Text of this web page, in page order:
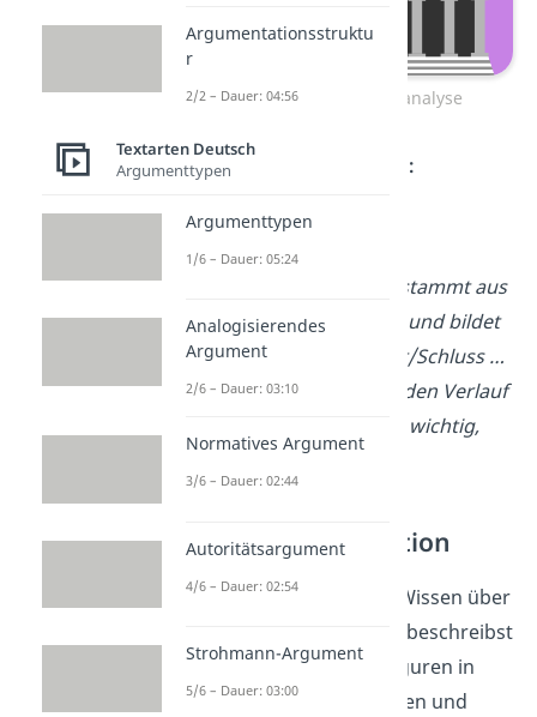
Zum Video: Dramenanalyse
Szenenanalyse Beispiel:
Einordnung
Die vorliegende Szene stammt aus
dem … Akt des Dramas und bildet
den Beginn/Höhepunkt/Schluss …
Damit ist die Szene für den Verlauf
des Dramas besonders wichtig,
Figurenkonstellation
Für diesen Teil ist dein Wissen über
das Drama gefragt. Du beschreibst
hier, welche (Haupt-)Figuren in
deiner Szene vorkommen und
Argumentationsstruktu
r
2/2 – Dauer: 04:56
Textarten Deutsch
Argumenttypen
Argumenttypen
1/6 – Dauer: 05:24
Analogisierendes
Argument
2/6 – Dauer: 03:10
Normatives Argument
3/6 – Dauer: 02:44
Autoritätsargument
4/6 – Dauer: 02:54
Strohmann-Argument
5/6 – Dauer: 03:00